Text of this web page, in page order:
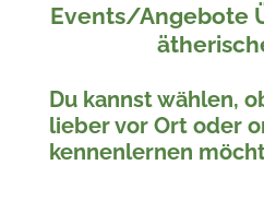
Events/Angebote
Du kannst wählen,
lieber vor Ort oder
kennenlernen